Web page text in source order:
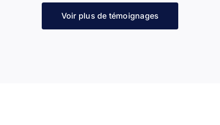
Voir plus de témoignages